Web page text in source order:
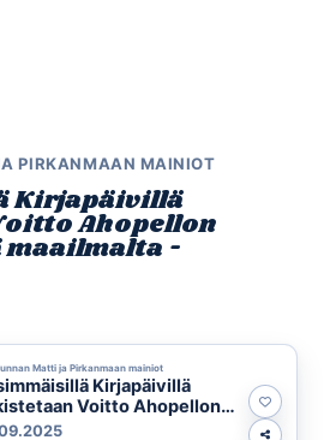
PIRKANMAAN MAINIOT
Kirjapäivillä
Ahopellon
-
Matti ja Pirkanmaan mainiot
Kirjapäivillä
Voitto Ahopellon
maailmalta -